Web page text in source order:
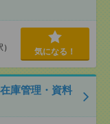
気になる！
庫管理・資料